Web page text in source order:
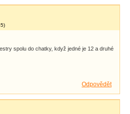
)
spolu do chatky, když jedné je 12 a druhé
Odpovědět